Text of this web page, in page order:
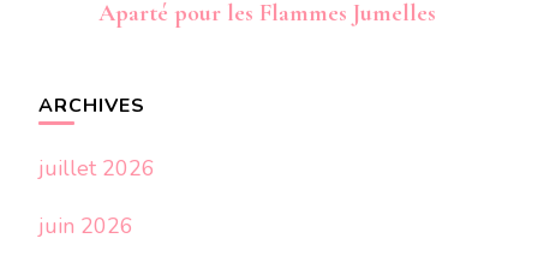
Aparté pour les Flammes Jumelles
ARCHIVES
juillet 2026
juin 2026